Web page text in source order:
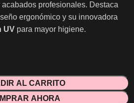
profesionales. Destaca
ergonómico y su innovadora
UV para mayor higiene.
AL CARRITO
AHORA